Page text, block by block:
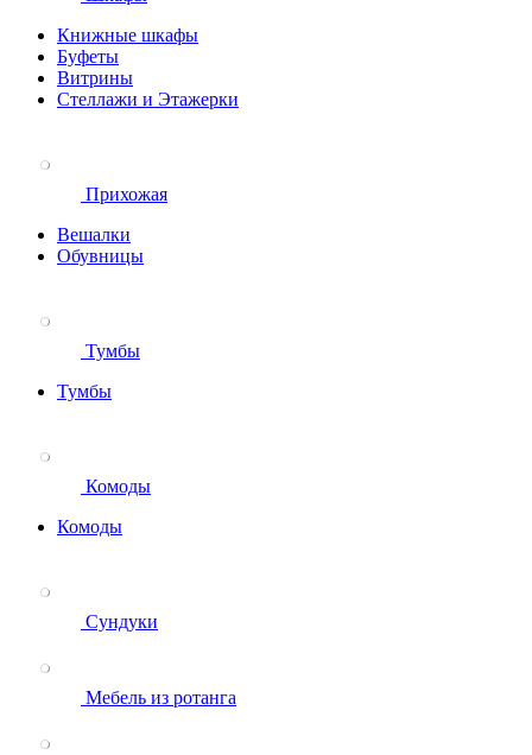
Книжные шкафы
Буфеты
Витрины
Стеллажи и Этажерки
Прихожая
Вешалки
Обувницы
Тумбы
Тумбы
Комоды
Комоды
Сундуки
Мебель из ротанга